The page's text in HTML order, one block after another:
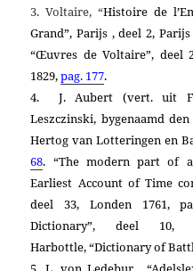
3. Voltaire,“Histoire de
Grand”, Parijs , deel 2, Parijs
“Œuvres de Voltaire”, deel
1829,pag. 177.
4. J. Aubert (vert. uit
Leszczinski, bygenaamd
Hertog van Lotteringen en
68. “The modern part of
Earliest Account of Time
deel 33, Londen 1761,
Dictionary”, deel 10,
Harbottle, “Dictionary of